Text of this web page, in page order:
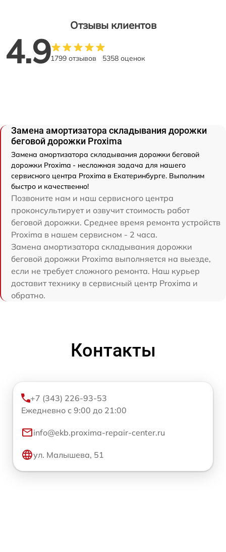
Отзывы клиентов
4.91799 отзывов 5358 оценок
Замена амортизатора складывания дорожки
беговой дорожки Proxima
Замена амортизатора складывания дорожки беговой
дорожки Proxima - несложная задача для нашего
сервисного центра Proxima в Екатеринбурге. Выполним
быстро и качественно!
Позвоните нам и наш сервисного центра
проконсультирует и озвучит стоимость работ
беговой дорожки. Среднее время ремонта устройств
Proxima в нашем сервисном - 2 часа.
Замена амортизатора складывания дорожки
беговой дорожки Proxima выполняется на выезде,
если не требует сложного ремонта. Наш курьер
доставит технику в сервисный центр Proxima и
обратно.
Контакты
+7 (343) 226-93-53
Ежедневно с 9:00 до 21:00
info@ekb.proxima-repair-center.ru
ул. Малышева, 51